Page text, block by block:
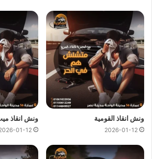
ونش المصرية
على اتم الاستعداد و جاهز
النهار او الليل 24/7/365 تشمل خدمات
للسياراتعلي ما يلي:
ونش انقاذلـ رفع السيارات
ونش انقاذلـ جر السيارات
ونش انقاذلـ
ونش انقاذلـنقل السيارات الجديدة.
ونش انقاذ
نقل سيارات الحوادث.
ونش انقاذلـ نقل الموتوسيكلات
ونش انقاذ القومية
2026-01-12
ونش انقاذ
01-12